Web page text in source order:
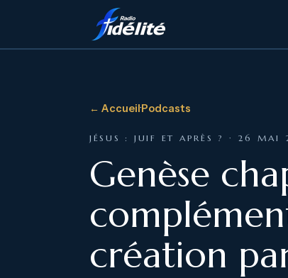
← Accueil·Podcasts
JÉSUS : JUIF ET APRÈS ? · 26 MAI
Genèse
création